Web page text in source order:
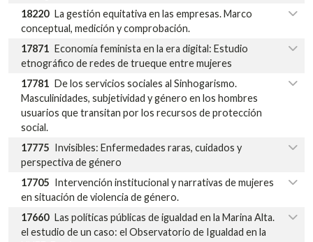
18220 La gestión equitativa en las empresas. Marco
conceptual, medición y comprobación.
17871 Economía feminista en la era digital: Estudio
etnográfico de redes de trueque entre mujeres
17781 De los servicios sociales al Sinhogarismo.
Masculinidades, subjetividad y género en los hombres
usuarios que transitan por los recursos de protección
social.
17775 Invisibles: Enfermedades raras, cuidados y
perspectiva de género
17705 Intervención institucional y narrativas de mujeres
en situación de violencia de género.
17660 Las políticas públicas de igualdad en la Marina Alta.
el estudio de un caso: el Observatorio de Igualdad en la